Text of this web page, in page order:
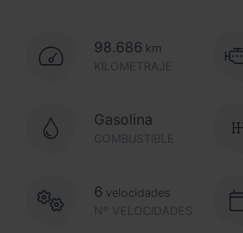
98.686 km
KILOMETRAJE
Gasolina
COMBUSTIBLE
Nº VELOCIDADES
6 velocidades